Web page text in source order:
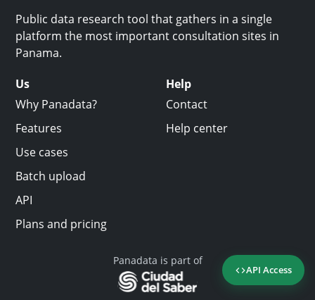
API Access
Public data research tool that gathers in a single
platform the most important consultation sites in
Panama.
Us
Why Panadata?
Features
Use cases
Batch upload
API
Plans and pricing
Help
Contact
Help center
Panadata is part of